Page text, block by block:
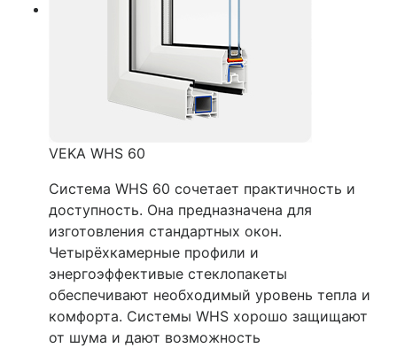
VEKA WHS 60
Система WHS 60 сочетает практичность и
доступность. Она предназначена для
изготовления стандартных окон.
Четырёхкамерные профили и
энергоэффективые стеклопакеты
обеспечивают необходимый уровень тепла и
комфорта. Системы WHS хорошо защищают
от шума и дают возможность